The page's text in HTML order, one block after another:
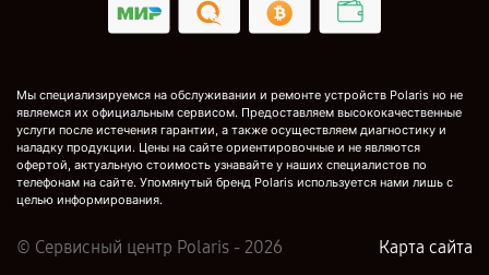
Мы специализируемся на обслуживании и ремонте устройств Polaris но не
являемся их официальным сервисом. Предоставляем высококачественные
услуги после истечения гарантии, а также осуществляем диагностику и
наладку продукции. Цены на сайте ориентировочные и не являются
офертой, актуальную стоимость узнавайте у наших специалистов по
телефонам на сайте. Упомянутый бренд Polaris используется нами лишь с
целью информирования.
© Сервисный центр Polaris - 2026 Карта сайта